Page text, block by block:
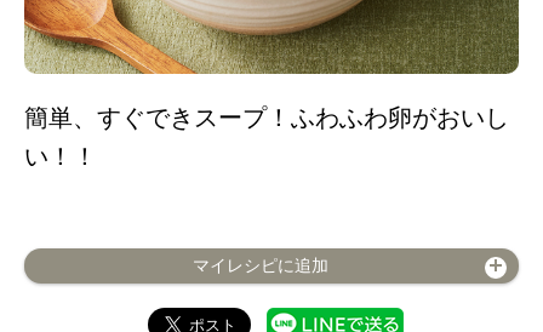
簡単、すぐできスープ！ふわふわ卵がおいし
い！！
マイレシピに追加